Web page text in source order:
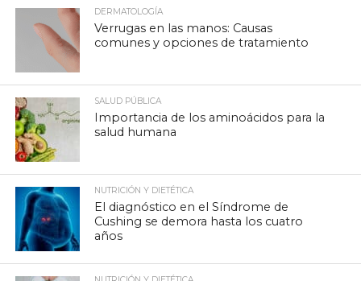
DERMATOLOGÍA
Verrugas en las manos: Causas
comunes y opciones de tratamiento
SALUD PÚBLICA
Importancia de los aminoácidos para la
salud humana
NUTRICIÓN Y DIETÉTICA
El diagnóstico en el Síndrome de
Cushing se demora hasta los cuatro
años